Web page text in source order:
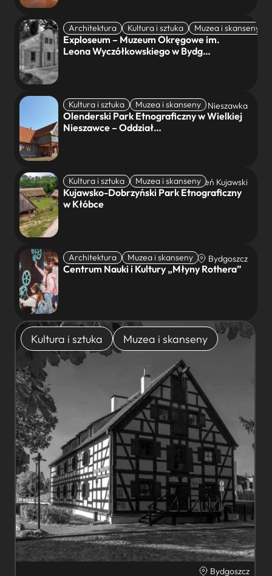
Architektura Kultura i sztuka Muzea i skanseny
Bydgoszcz
Exploseum – Muzeum Okręgowe im.
Leona Wyczółkowskiego w Bydg…
Kultura i sztuka Muzea i skansenyWielka Nieszawka
Olenderski Park Etnograficzny w Wielkiej
Nieszawce – Oddział…
Kultura i sztuka Muzea i skansenyLubień Kujawski
Kujawsko-Dobrzyński Park Etnograficzny
w Kłóbce
Architektura Muzea i skanseny Bydgoszcz
Centrum Nauki i Kultury „Młyny Rothera”
Kultura i sztuka Muzea i skanseny
Bydgoszcz